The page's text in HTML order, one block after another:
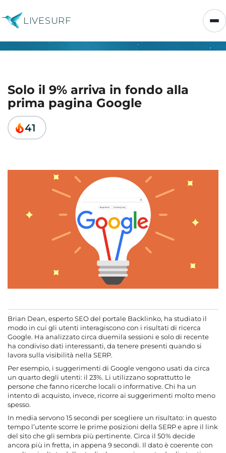
LIVESURF
Solo il 9% arriva in fondo alla
prima pagina Google
41
Brian Dean, esperto SEO del portale Backlinko, ha studiato il
modo in cui gli utenti interagiscono con i risultati di ricerca
Google. Ha analizzato circa duemila sessioni e solo di recente
ha condiviso dati interessanti, da tenere presenti quando si
lavora sulla visibilità nella SERP.
Per esempio, i suggerimenti di Google vengono usati da circa
un quarto degli utenti: il 23%. Li utilizzano soprattutto le
persone che fanno ricerche locali o informative. Chi ha un
intento di acquisto, invece, ricorre ai suggerimenti molto meno
spesso.
In media servono 15 secondi per scegliere un risultato: in questo
tempo l’utente scorre le prime posizioni della SERP e apre il link
del sito che gli sembra più pertinente. Circa il 50% decide
ancora più in fretta, in appena 9 secondi. Il dato è coerente con